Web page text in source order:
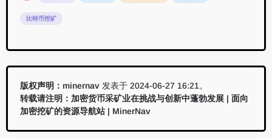
比特币挖矿
版权声明： minernav 发表于 2024-06-27 16:21。
转载请注明： 加密货币采矿业在挑战与创新中蓬勃发展 | 面向
加密挖矿的资源导航站 | MinerNav